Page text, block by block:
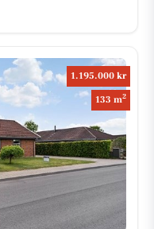
1.195.000 kr
133 m2